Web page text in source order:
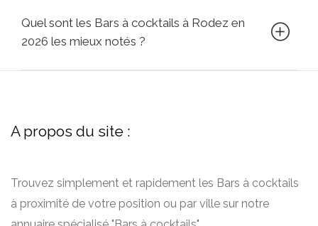
Quel sont les Bars à cocktails à Rodez en
2026 les mieux notés ?
A propos du site :
Trouvez simplement et rapidement les Bars à cocktails
à proximité de votre position ou par ville sur notre